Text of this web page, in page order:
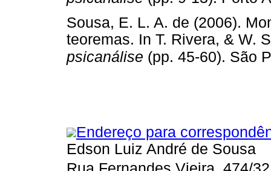
Sousa, E. L. A. de (2006).
teoremas. In T. Rivera, & W.
psicanálise (pp. 45-60). São
Endereço para
Edson Luiz André de Sousa